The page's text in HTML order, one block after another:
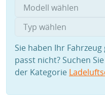
Sie haben Ihr
passt nicht? Suchen
der Kategorie